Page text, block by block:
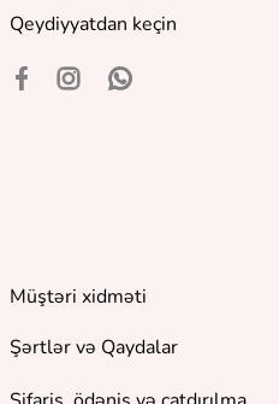
Qeydiyyatdan keçin
Müştəri xidməti
Şərtlər və Qaydalar